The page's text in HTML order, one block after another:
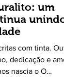
um
unindo
com tinta.
dedicação e
nascia o O